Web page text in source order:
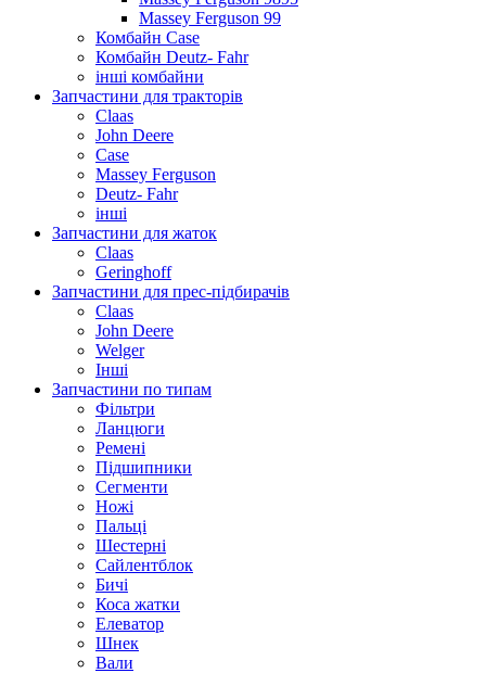
Massey Ferguson 99
Комбайн Case
Комбайн Deutz- Fahr
інші комбайни
Запчастини для тракторів
Claas
John Deere
Case
Massey Ferguson
Deutz- Fahr
інші
Запчастини для жаток
Claas
Geringhoff
Запчастини для прес-підбирачів
Claas
John Deere
Welger
Інші
Запчастини по типам
Фільтри
Ланцюги
Ремені
Підшипники
Сегменти
Ножі
Пальці
Шестерні
Сайлентблок
Бичі
Коса жатки
Елеватор
Шнек
Вали